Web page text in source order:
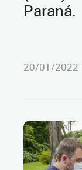
Paraná.
20/01/2022